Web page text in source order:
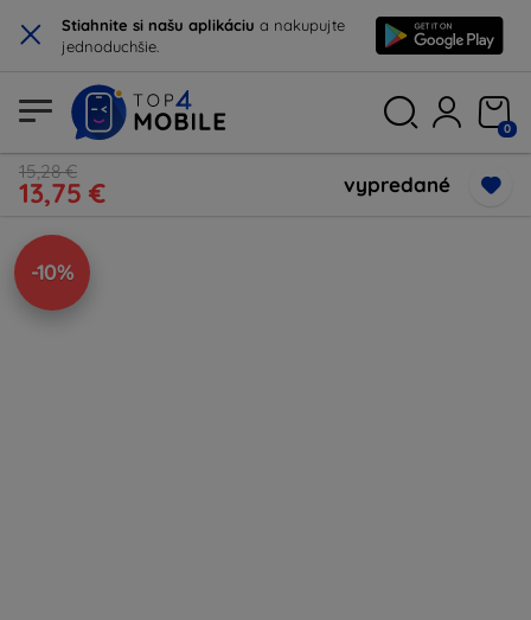
× Stiahnite si našu aplikáciu a nakupujte
jednoduchšie.
0
15,28 €
13,75 € vypredané
-10%